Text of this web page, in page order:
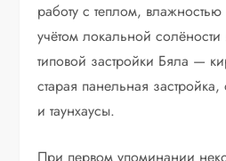
работу с теплом,
учётом локальной
типовой застройки Бяла —
старая панельная
и таунхаусы.